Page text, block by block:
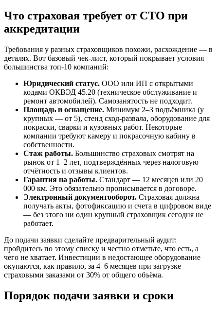
Что страховая требует от СТО при
аккредитации
Требования у разных страховщиков похожи, расхождение — в
деталях. Вот базовый чек-лист, который покрывает условия
большинства топ-10 компаний:
Юридический статус. ООО или ИП с открытыми
кодами ОКВЭД 45.20 (техническое обслуживание и
ремонт автомобилей). Самозанятость не подходит.
Площадь и оснащение. Минимум 2–3 подъёмника (у
крупных — от 5), стенд сход-развала, оборудование для
покраски, сварки и кузовных работ. Некоторые
компании требуют камеру и покрасочную кабину в
собственности.
Стаж работы. Большинство страховых смотрят на
рынок от 1–2 лет, подтверждённых через налоговую
отчётность и отзывы клиентов.
Гарантия на работы. Стандарт — 12 месяцев или 20
000 км. Это обязательно прописывается в договоре.
Электронный документооборот. Страховая должна
получать акты, фотофиксацию и счета в цифровом виде
— без этого ни один крупный страховщик сегодня не
работает.
До подачи заявки сделайте предварительный аудит:
пройдитесь по этому списку и честно отметьте, что есть, а
чего не хватает. Инвестиции в недостающее оборудование
окупаются, как правило, за 4–6 месяцев при загрузке
страховыми заказами от 30% от общего объёма.
Порядок подачи заявки и сроки